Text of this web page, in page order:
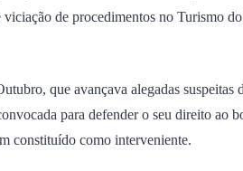
de procedimentos no
que avançava alegadas
para defender o seu direito
constituído como interveniente.